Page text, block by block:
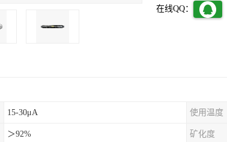
在线QQ：
15-30μA 使用温度
＞92% 矿化度